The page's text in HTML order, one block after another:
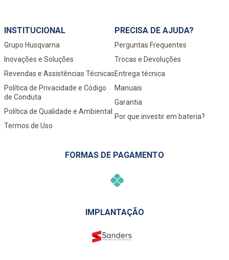
INSTITUCIONAL
Grupo Husqvarna
Inovações e Soluções
Revendas e Assistências Técnicas
Política de Privacidade e Código
de Conduta
Política de Qualidade e Ambiental
Termos de Uso
PRECISA DE AJUDA?
Perguntas Frequentes
Trocas e Devoluções
Entrega técnica
Manuais
Garantia
Por que investir em bateria?
FORMAS DE PAGAMENTO
IMPLANTAÇÃO